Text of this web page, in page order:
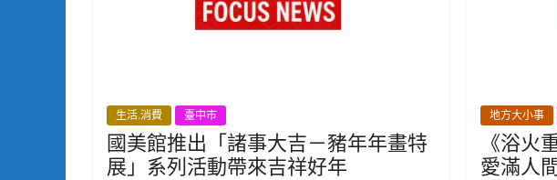
生活.消費 臺中市
國美館推出「諸事大吉－豬年年畫特
展」系列活動帶來吉祥好年
地方大小事
《浴火
愛滿人